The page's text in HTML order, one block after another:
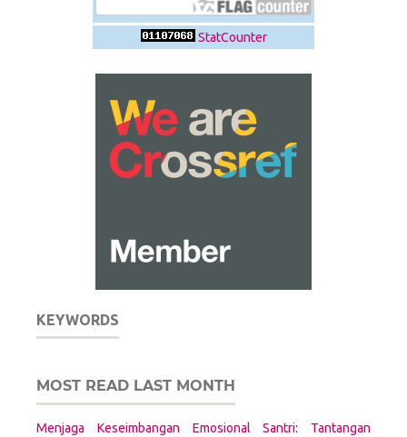
StatCounter
KEYWORDS
MOST READ LAST MONTH
Menjaga Keseimbangan Emosional Santri: Tantangan